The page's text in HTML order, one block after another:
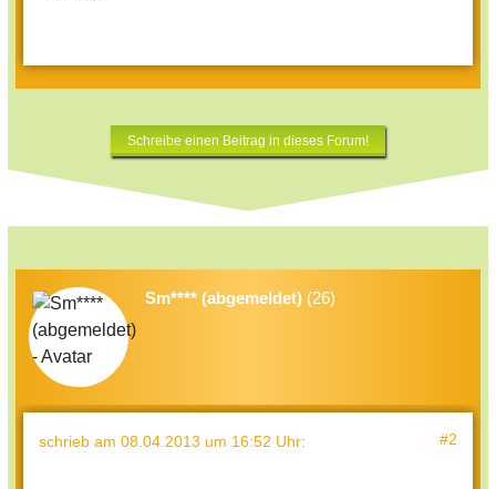
Schreibe einen Beitrag in dieses Forum!
Sm**** (abgemeldet) (26)
schrieb am 08.04.2013 um 16:52 Uhr: #2